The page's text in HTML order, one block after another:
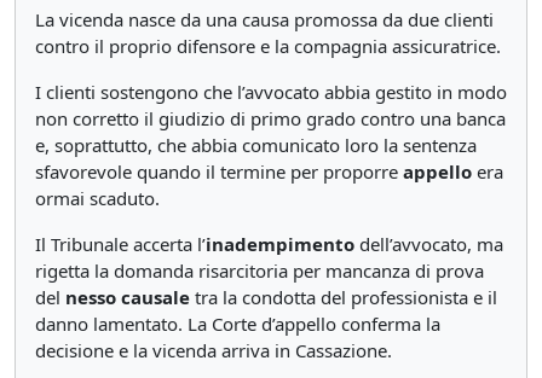
La vicenda nasce da una causa promossa da due clienti
contro il proprio difensore e la compagnia assicuratrice.
I clienti sostengono che l’avvocato abbia gestito in modo
non corretto il giudizio di primo grado contro una banca
e, soprattutto, che abbia comunicato loro la sentenza
sfavorevole quando il termine per proporre appello era
ormai scaduto.
Il Tribunale accerta l’inadempimento dell’avvocato, ma
rigetta la domanda risarcitoria per mancanza di prova
del nesso causale tra la condotta del professionista e il
danno lamentato. La Corte d’appello conferma la
decisione e la vicenda arriva in Cassazione.